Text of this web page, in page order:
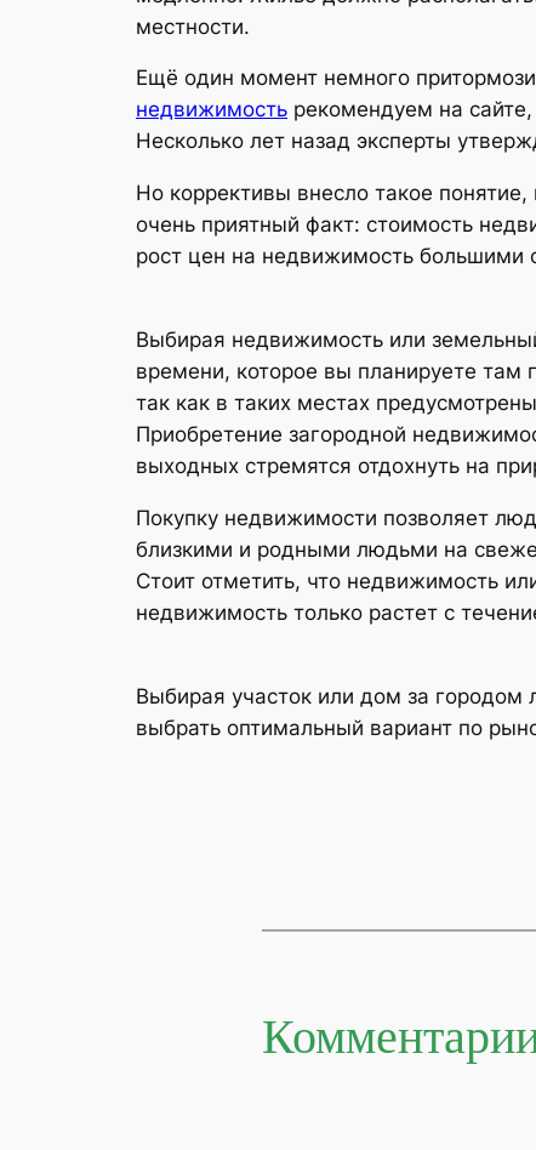
местности.
Ещё один момент немного
недвижимость рекомендуем на
Несколько лет назад эксперты
Но коррективы внесло такое
очень приятный факт: стоимость
рост цен на недвижимость большими
Выбирая недвижимость или
времени, которое вы планируете там
так как в таких местах
Приобретение загородной
выходных стремятся отдохнуть на
Покупку недвижимости позволяет
близкими и родными людьми на
Стоит отметить, что недвижимость
недвижимость только растет с
Выбирая участок или дом за городом
выбрать оптимальный вариант по